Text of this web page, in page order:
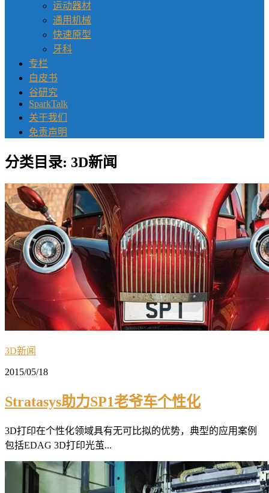
运动器材
通用机械
快速原型
牙科
专栏
白皮书
谷研究
SparkTalk
关于我们
免责声明
分类目录: 3D新闻
3D新闻
2015/05/18
Stratasys助力SP1老爷车个性化
3D打印在个性化领域具有无可比拟的优势，典型的应用案例
包括EDAG 3D打印光茧...